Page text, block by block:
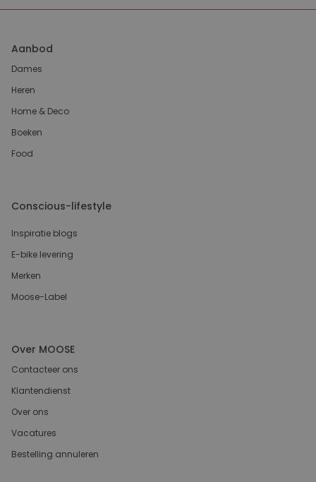
Aanbod
Dames
Heren
Home & Deco
Boeken
Food
Conscious-lifestyle
Inspiratie blogs
E-bike levering
Merken
Moose-Label
Over MOOSE
Contacteer ons
Klantendienst
Over ons
Vacatures
Bestelling annuleren